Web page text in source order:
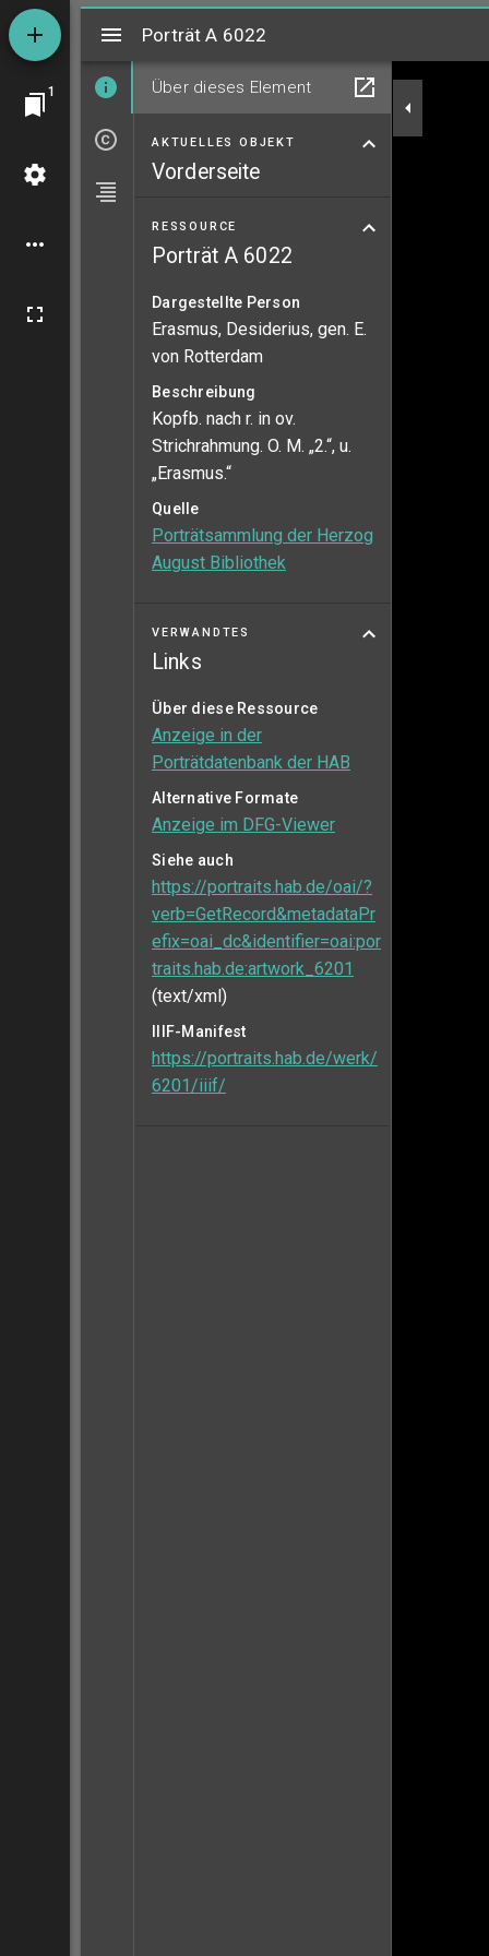
1
MiradorPorträt A 6022
Über dieses Element
AKTUELLES OBJEKT
Vorderseite
RESSOURCE
Porträt A 6022
Dargestellte Person
Erasmus, Desiderius, gen. E.
von Rotterdam
Beschreibung
Kopfb. nach r. in ov.
Strichrahmung. O. M. „2.“, u.
„Erasmus.“
Quelle
Porträtsammlung der Herzog
August Bibliothek
VERWANDTES
Links
Über diese Ressource
Anzeige in der
Porträtdatenbank der HAB
Alternative Formate
Anzeige im DFG-Viewer
Siehe auch
https://portraits.hab.de/oai/?
verb=GetRecord&metadataPr
efix=oai_dc&identifier=oai:por
traits.hab.de:artwork_6201
(text/xml)
IIIF-Manifest
https://portraits.hab.de/werk/
6201/iiif/
Porträt A 6022